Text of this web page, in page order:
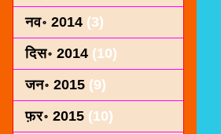
नव॰ 2014 (3)
दिस॰ 2014 (10)
जन॰ 2015 (9)
फ़र॰ 2015 (10)